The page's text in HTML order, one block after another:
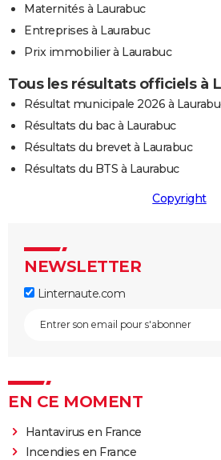
Maternités à Laurabuc
Entreprises à Laurabuc
Prix immobilier à Laurabuc
Tous les résultats officiels à
Résultat municipale 2026 à
Résultats du bac à Laurabuc
Résultats du brevet à Laurabuc
Résultats du BTS à Laurabuc
Copyright
NEWSLETTER
Linternaute.com
EN CE MOMENT
Hantavirus en France
Incendies en France